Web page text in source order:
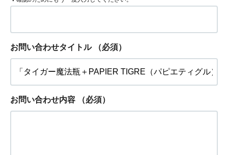
お問い合わせタイトル （必須）
お問い合わせ内容 （必須）